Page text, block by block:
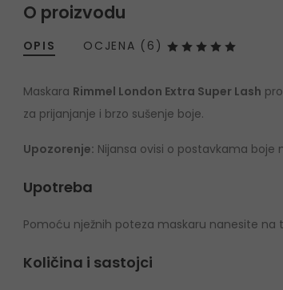
O proizvodu
OPIS
Maskara Rimmel London Extra Super Lash
za prijanjanje i brzo sušenje boje.
Upozorenje: Nijansa ovisi o postavkama boje
Upotreba
Pomoću nježnih poteza maskaru nanesite na
Količina i sastojci
OCJENA (6)